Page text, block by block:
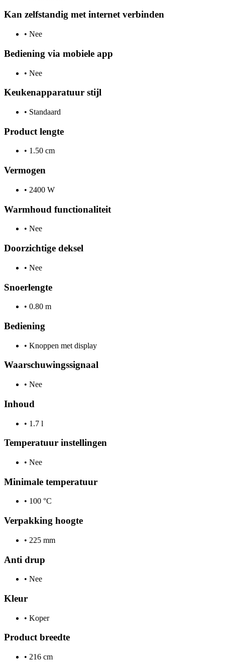
Kan zelfstandig met internet verbinden
• Nee
Bediening via mobiele app
• Nee
Keukenapparatuur stijl
• Standaard
Product lengte
• 1.50 cm
Vermogen
• 2400 W
Warmhoud functionaliteit
• Nee
Doorzichtige deksel
• Nee
Snoerlengte
• 0.80 m
Bediening
• Knoppen met display
Waarschuwingssignaal
• Nee
Inhoud
• 1.7 l
Temperatuur instellingen
• Nee
Minimale temperatuur
• 100 °C
Verpakking hoogte
• 225 mm
Anti drup
• Nee
Kleur
• Koper
Product breedte
• 216 cm